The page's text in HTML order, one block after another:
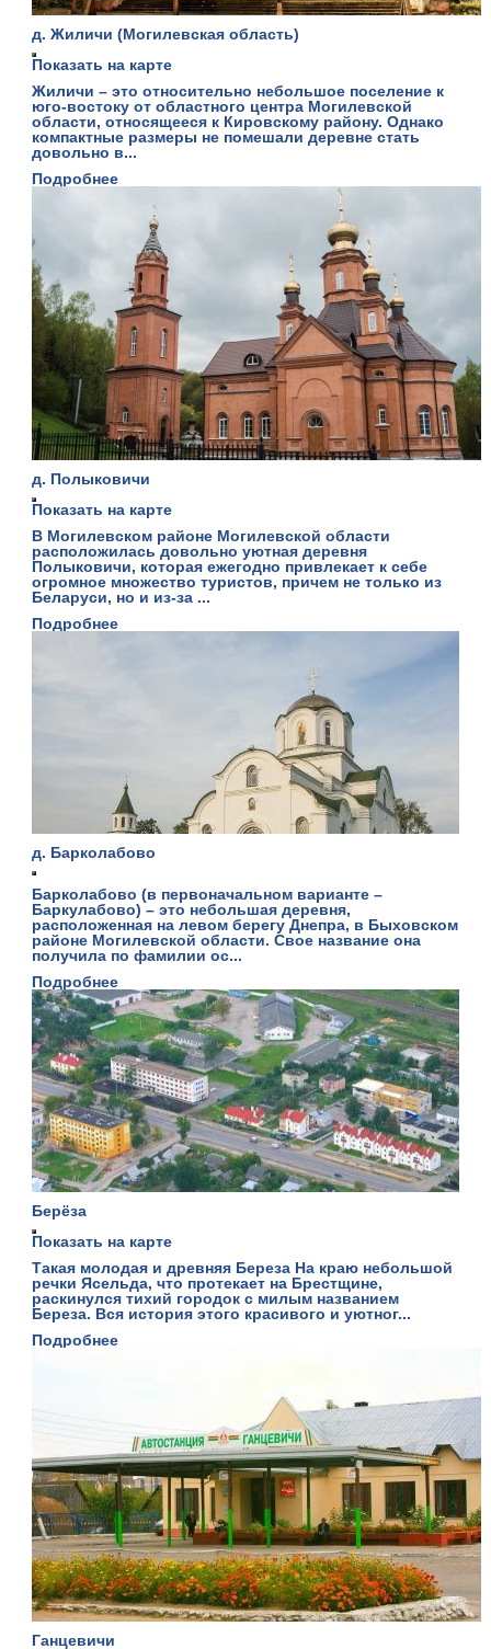
д. Жиличи (Могилевская область)
Показать на карте
Жиличи – это относительно небольшое поселение к
юго-востоку от областного центра Могилевской
области, относящееся к Кировскому району. Однако
компактные размеры не помешали деревне стать
довольно в...
Подробнее
д. Полыковичи
Показать на карте
В Могилевском районе Могилевской области
расположилась довольно уютная деревня
Полыковичи, которая ежегодно привлекает к себе
огромное множество туристов, причем не только из
Беларуси, но и из-за ...
Подробнее
д. Барколабово
Барколабово (в первоначальном варианте –
Баркулабово) – это небольшая деревня,
расположенная на левом берегу Днепра, в Быховском
районе Могилевской области. Свое название она
получила по фамилии ос...
Подробнее
Берёза
Показать на карте
Такая молодая и древняя Береза На краю небольшой
речки Ясельда, что протекает на Брестщине,
раскинулся тихий городок с милым названием
Береза. Вся история этого красивого и уютног...
Подробнее
Ганцевичи